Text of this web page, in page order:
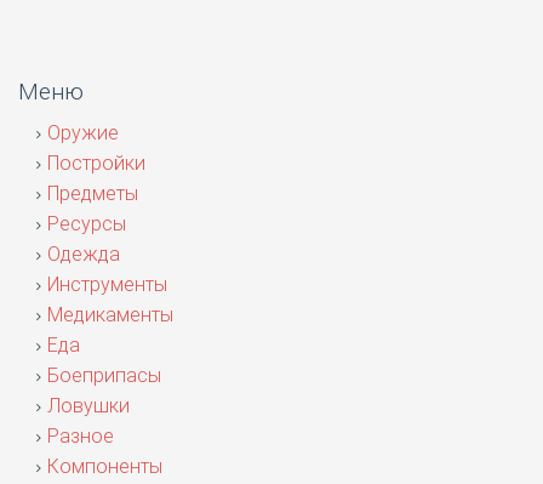
Меню
Оружие
Постройки
Предметы
Ресурсы
Одежда
Инструменты
Медикаменты
Еда
Боеприпасы
Ловушки
Разное
Компоненты